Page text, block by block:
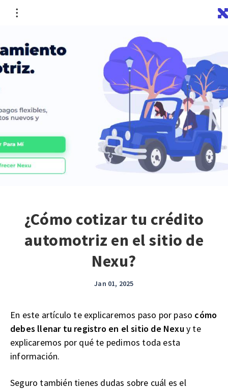
¿Cómo cotizar tu crédito
automotriz en el sitio de
Nexu?
Jan 01, 2025
En este artículo te explicaremos paso por paso cómo
debes llenar tu registro en el sitio de Nexuy te
explicaremos por qué te pedimos toda esta
información.
Seguro también tienes dudas sobre cuál es el